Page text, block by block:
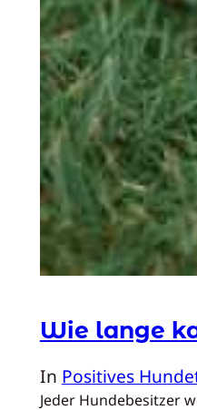
Wie lange
In Positives
Jeder Hundebesitzer